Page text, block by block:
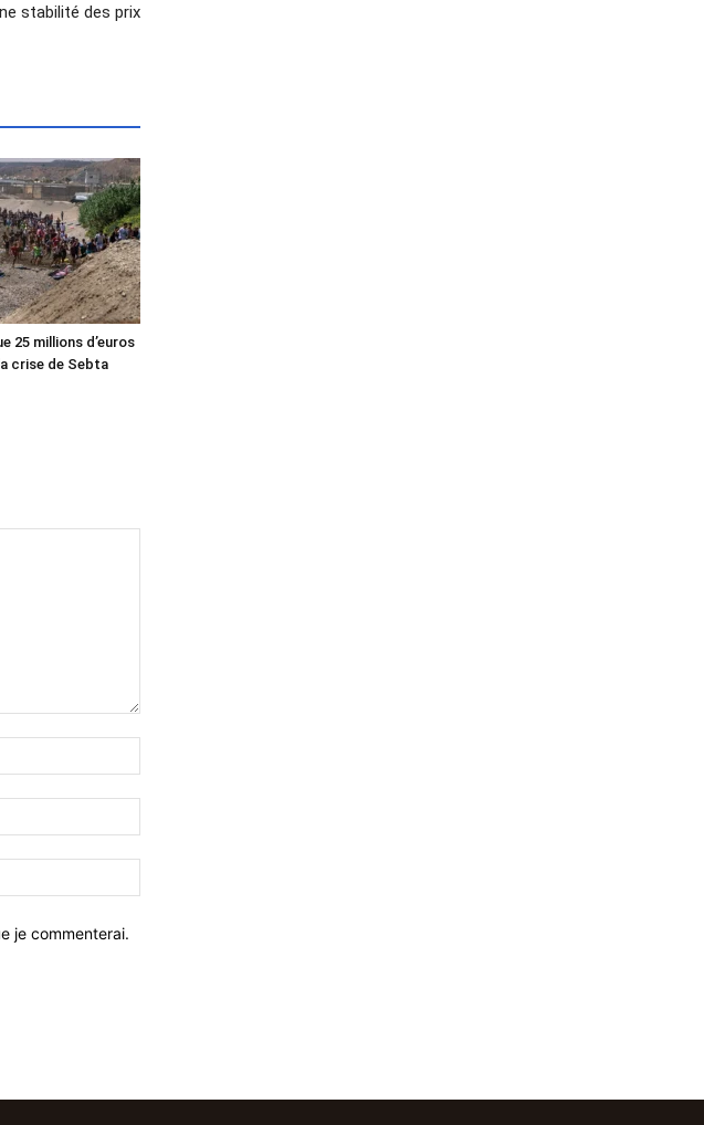
stabilité des prix
25 millions d’euros
crise de Sebta
je commenterai.